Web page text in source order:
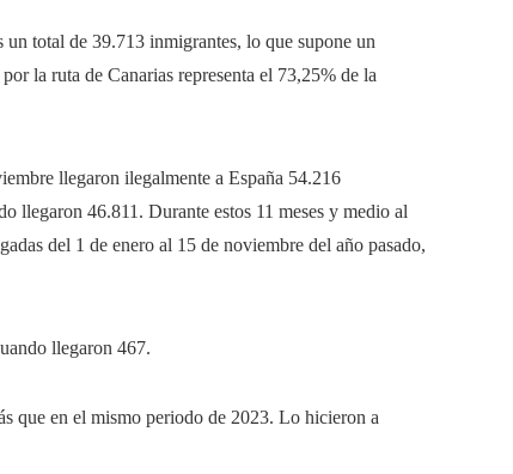
total de 39.713 inmigrantes, lo que supone un
la ruta de Canarias representa el 73,25% de la
llegaron ilegalmente a España 54.216
llegaron 46.811. Durante estos 11 meses y medio al
del 1 de enero al 15 de noviembre del año pasado,
llegaron 467.
que en el mismo periodo de 2023. Lo hicieron a